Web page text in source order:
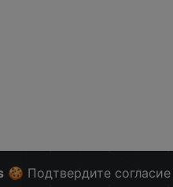
🍪 Подтвердите